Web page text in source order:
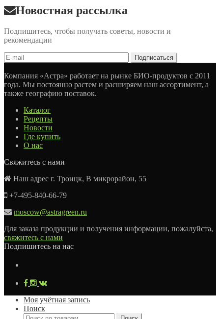
Новостная рассылка
Подпишитесь, чтобы получать советы, новости и
рекомендации
Компания «Астра» работает на рынке БИО-продуктов с 2011
года. Мы постоянно растем и расширяем наш ассортимент, а
также географию поставок.
Каталог
Рецепты
Новости
Где купить
О нас
Свяжитесь с нами
Наш адрес г. Троицк, В микрорайон, 55
+7-495-840-66-79
moscow@astragreen.ru
Для заказа продукции и получения информации, пожалуйста,
свяжитесь с нами
Подпишитесь на нас
Моя учётная запись
Поиск
Искать: